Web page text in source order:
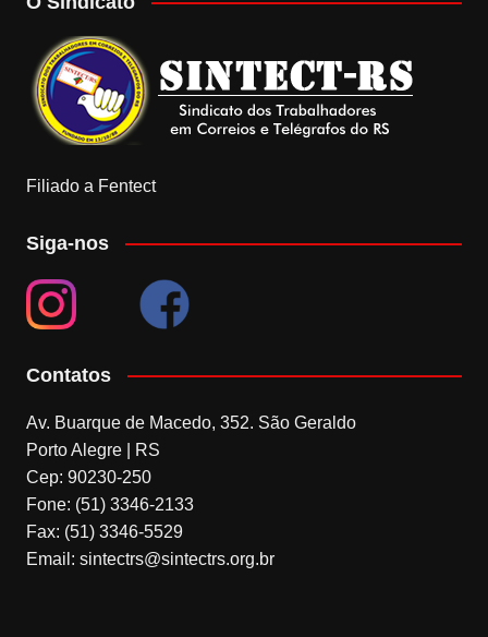
Filiado a Fentect
Siga-nos
Contatos
Av. Buarque de Macedo, 352. São Geraldo
Porto Alegre | RS
Cep: 90230-250
Fone: (51) 3346-2133
Fax: (51) 3346-5529
Email: sintectrs@sintectrs.org.br